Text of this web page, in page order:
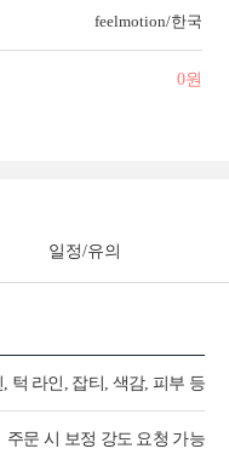
feelmotion/한국
0원
일정/유의
턱 라인, 잡티, 색감, 피부 등
주문 시 보정 강도 요청 가능